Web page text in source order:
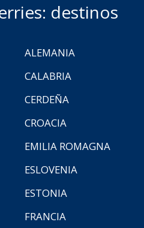
destinos
ALEMANIA
CALABRIA
CERDEÑA
CROACIA
EMILIA ROMAGNA
ESLOVENIA
ESTONIA
FRANCIA